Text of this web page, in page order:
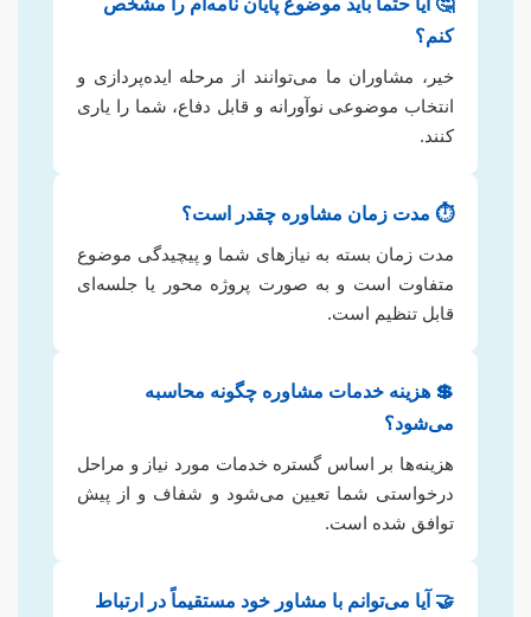
🤔 آیا حتماً باید موضوع پایان نامه‌ام را مشخص
کنم؟
خیر، مشاوران ما می‌توانند از مرحله ایده‌پردازی و
انتخاب موضوعی نوآورانه و قابل دفاع، شما را یاری
کنند.
⏱️ مدت زمان مشاوره چقدر است؟
مدت زمان بسته به نیازهای شما و پیچیدگی موضوع
متفاوت است و به صورت پروژه محور یا جلسه‌ای
قابل تنظیم است.
💲 هزینه خدمات مشاوره چگونه محاسبه
می‌شود؟
هزینه‌ها بر اساس گستره خدمات مورد نیاز و مراحل
درخواستی شما تعیین می‌شود و شفاف و از پیش
توافق شده است.
🤝 آیا می‌توانم با مشاور خود مستقیماً در ارتباط